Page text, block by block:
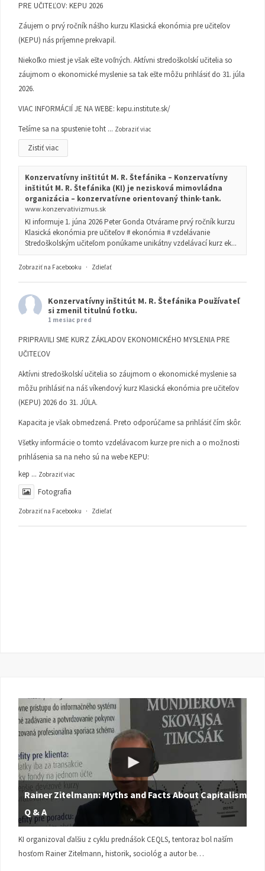
PRE UČITEĽOV: KEPU 2026
Záujem o prvý ročník nášho kurzu Klasická ekonómia pre učiteľov
(KEPU) nás príjemne prekvapil.
Niekoľko miest je však ešte voľných. Aktívni stredoškolskí učitelia so
záujmom o ekonomické myslenie sa tak ešte môžu prihlásiť do 31. júla
2026.
VIAC INFORMÁCIÍ JE NA WEBE: kepu.institute.sk/
Tešíme sa na spustenie toht ... Zobraziť viac
Zistiť viac
Konzervatívny inštitút M. R. Štefánika – Konzervatívny
inštitút M. R. Štefánika (KI) je nezisková mimovládna
organizácia – konzervatívne orientovaný think-tank.
www.konzervativizmus.sk
KI informuje 1. júna 2026 Peter Gonda Otvárame prvý ročník kurzu
Klasická ekonómia pre učiteľov # ekonómia # vzdelávanie
Stredoškolským učiteľom ponúkame unikátny vzdelávací kurz ek...
Zobraziť na Facebooku · Zdieľať
Konzervatívny inštitút M. R. Štefánika Používateľ
si zmenil titulnú fotku.
1 mesiac pred
PRIPRAVILI SME KURZ ZÁKLADOV EKONOMICKÉHO MYSLENIA PRE
UČITEĽOV
Aktívni stredoškolskí učitelia so záujmom o ekonomické myslenie sa
môžu prihlásiť na náš víkendový kurz Klasická ekonómia pre učiteľov
(KEPU) 2026 do 31. JÚLA.
Kapacita je však obmedzená. Preto odporúčame sa prihlásiť čím skôr.
Všetky informácie o tomto vzdelávacom kurze pre nich a o možnosti
prihlásenia sa na neho sú na webe KEPU:
kep ... Zobraziť viac
Fotografia
Zobraziť na Facebooku · Zdieľať
Rainer Zitelmann: Myths and Facts About Capitalism |
Q & A
KI organizoval ďalšiu z cyklu prednášok CEQLS, tentoraz bol naším
hosťom Rainer Zitelmann, historik, sociológ a autor be…